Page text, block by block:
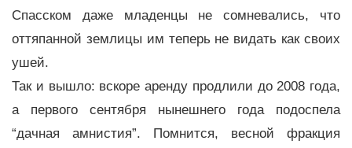
Спасском даже младенцы не сомневались, что
оттяпанной землицы им теперь не видать как своих
ушей.
Так и вышло: вскоре аренду продлили до 2008 года,
а первого сентября нынешнего года подоспела
“дачная амнистия”. Помнится, весной фракция